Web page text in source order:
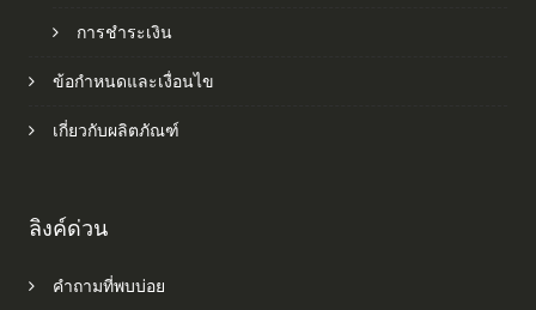
การชำระเงิน
ข้อกำหนดและเงื่อนไข
เกี่ยวกับผลิตภัณฑ์
ลิงค์ด่วน
คำถามที่พบบ่อย